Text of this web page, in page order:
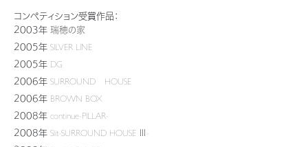
コンペティション受賞作品：
2003年 瑞穂の家
2005年 SILVER LINE
2005年 DG
2006年 SURROUND HOUSE
2006年 BROWN BOX
2008年 continue-PILLAR-
2008年 Slit-SURROUND HOUSE Ⅲ-